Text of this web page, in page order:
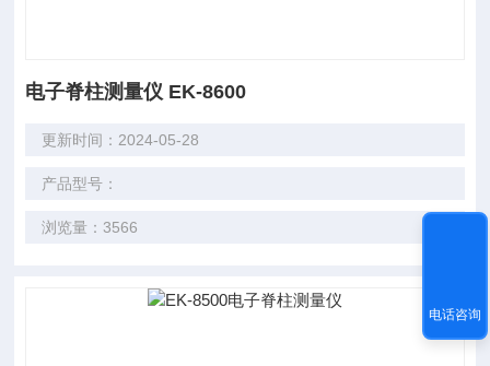
电子脊柱测量仪 EK-8600
更新时间：2024-05-28
产品型号：
浏览量：3566
电话咨询